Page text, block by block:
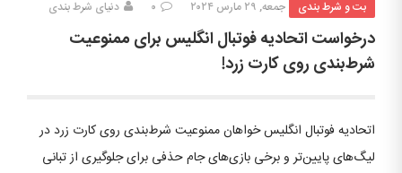
بت و شرط بندی جمعه, ۲۹ مارس ۲۰۲۴ ۰ دنیای شرط بندی
درخواست اتحادیه فوتبال انگلیس برای ممنوعیت
شرط‌بندی روی کارت زرد!
اتحادیه فوتبال انگلیس خواهان ممنوعیت شرط‌بندی روی کارت زرد در
لیگ‌های پایین‌تر و برخی بازی‌های جام حذفی برای جلوگیری از تبانی